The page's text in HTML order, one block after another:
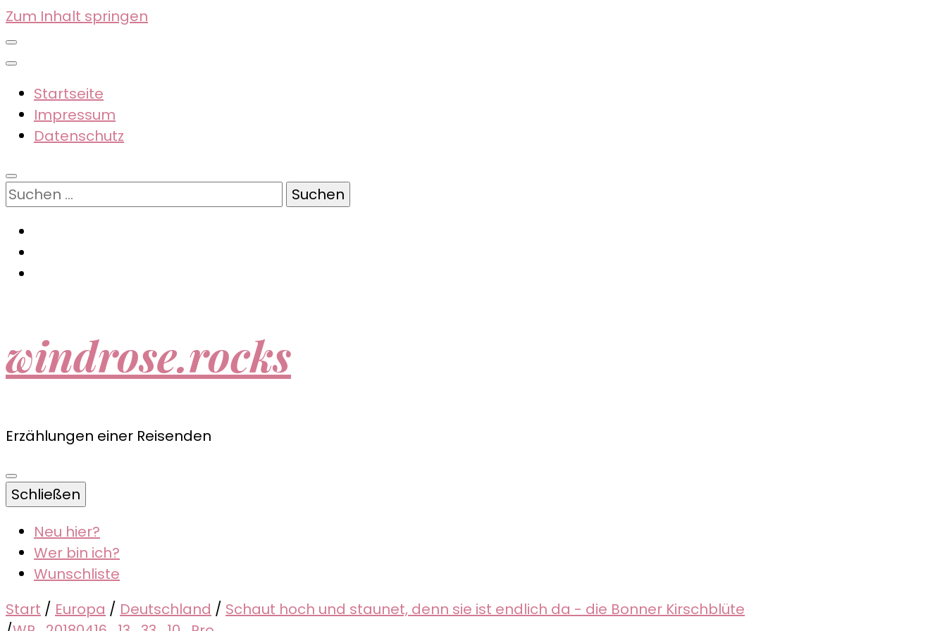
Zum Inhalt springen
Startseite
Impressum
Datenschutz
Suchen
nach:
windrose.rocks
Erzählungen einer Reisenden
Schließen
Neu hier?
Wer bin ich?
Wunschliste
Start / Europa / Deutschland / Schaut hoch und staunet, denn sie ist endlich da - die Bonner Kirschblüte